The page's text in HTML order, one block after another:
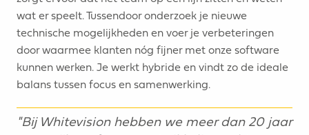
wat er speelt. Tussendoor onderzoek je nieuwe
technische mogelijkheden en voer je verbeteringen
door waarmee klanten nóg fijner met onze software
kunnen werken. Je werkt hybride en vindt zo de ideale
balans tussen focus en samenwerking.
"Bij Whitevision hebben we meer dan 20 jaar